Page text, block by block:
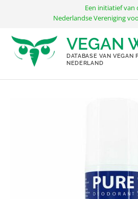
inhoud
Een initiatief van
Nederlandse Vereniging
VEGAN
DATABASE VAN VEGAN
NEDERLAND